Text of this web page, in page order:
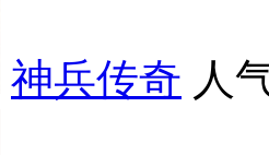
神兵传奇 人